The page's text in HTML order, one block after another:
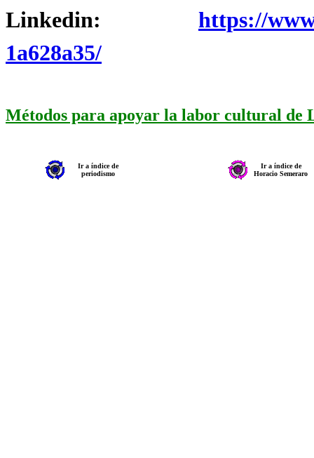
Linkedin: https://
1a628a35/
Métodos para apoyar la labor cultural de
Ir a índice de
periodismo
Ir a índice de
Horacio Semeraro